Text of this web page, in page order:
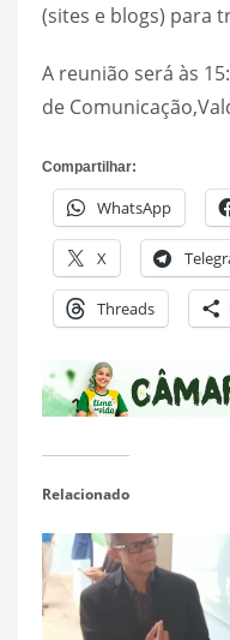
(sites e blogs) para
A reunião será às
de
Compartilhar:
WhatsApp
X
Threads
Relacionado